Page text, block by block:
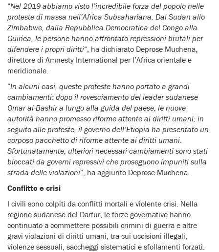
“Nel 2019 abbiamo visto l’incredibile forza del popolo nelle
proteste di massa nell’Africa Subsahariana. Dal Sudan allo
Zimbabwe, dalla Repubblica Democratica del Congo alla
Guinea, le persone hanno affrontato repressioni brutali per
difendere i propri diritti“, ha dichiarato Deprose Muchena,
direttore di Amnesty International per l’Africa orientale e
meridionale.
“In alcuni casi, queste proteste hanno portato a grandi
cambiamenti: dopo il rovesciamento del leader sudanese
Omar al-Bashir a lungo alla guida del paese, le nuove
autorità hanno promesso riforme attente ai diritti umani; in
seguito alle proteste, il governo dell’Etiopia ha presentato un
corposo pacchetto di riforme attente ai diritti umani.
Sfortunatamente, ulteriori necessari cambiamenti sono stati
bloccati da governi repressivi che proseguono impuniti sulla
strada delle violazioni“, ha aggiunto Deprose Muchena.
Conflitto e crisi
I civili sono colpiti da conflitti mortali e violente crisi. Nella
regione sudanese del Darfur, le forze governative hanno
continuato a commettere possibili crimini di guerra e altre
gravi violazioni di diritti umani, tra cui uccisioni illegali,
violenze sessuali, saccheggi sistematici e sfollamenti forzati.